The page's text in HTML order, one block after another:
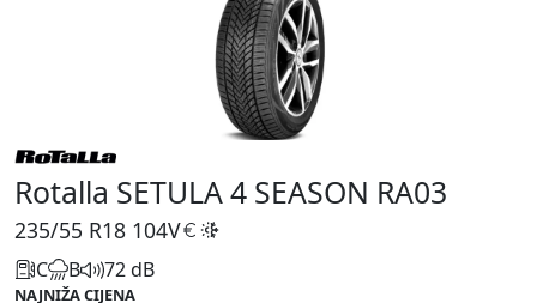
Rotalla SETULA 4 SEASON RA03
235/55 R18 104V
C B 72 dB
NAJNIŽA CIJENA